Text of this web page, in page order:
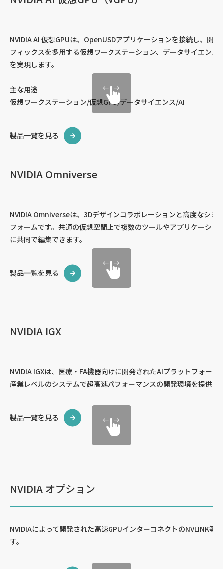
NVIDIA AI 仮想GPUは、OpenUSDアプリケーションを接続し、開
フィックスを多用する仮想ワークステーション、データサイエン
を実現します。
主な用途
仮想ワークステーション/仮想GPU/データサイエンス/AI
製品一覧を見る
NVIDIA Omniverse
NVIDIA Omniverseは、3Dデザインコラボレーションと高度なシミ
フォームです。共通の仮想空間上で複数のツールやアプリケーシ
に共同で編集できます。
製品一覧を見る
NVIDIA IGX
NVIDIA IGXは、医療・FA機器向けに開発されたAIプラットフォーム
産業レベルのシステムで超高速パフォーマンスの開発環境を提供し
製品一覧を見る
NVIDIA オプション
NVIDIAによって開発された高速GPUインターコネクトのNVLINK等
す。